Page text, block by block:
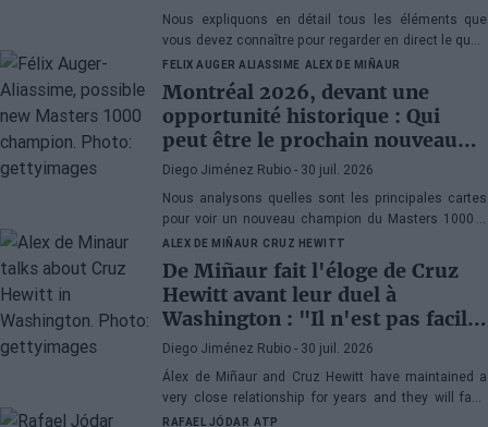
Nous expliquons en détail tous les éléments que
vous devez connaître pour regarder en direct le quart
de finale de l'ATP 500 Washington 2026 entre Rafa
Jódar et Lorenzo Musetti.
FELIX AUGER ALIASSIME ALEX DE MIÑAUR
Montréal 2026, devant une
opportunité historique : Qui
peut être le prochain nouveau
champion du Masters 1000 ?
Diego Jiménez Rubio - 30 juil. 2026
Nous analysons quelles sont les principales cartes
pour voir un nouveau champion du Masters 1000 à
Montréal. Ce serait la cinquième année consécutive
avec un vainqueur inédit au Canada.
ALEX DE MIÑAUR CRUZ HEWITT
De Miñaur fait l'éloge de Cruz
Hewitt avant leur duel à
Washington : "Il n'est pas facile
de se consacrer au tennis en
étant le fils d'un ancien numéro
1 mondial"
Diego Jiménez Rubio - 30 juil. 2026
Álex de Miñaur and Cruz Hewitt have maintained a
very close relationship for years and they will face
each other in Washington in a match that promises
RAFAEL JÓDAR ATP